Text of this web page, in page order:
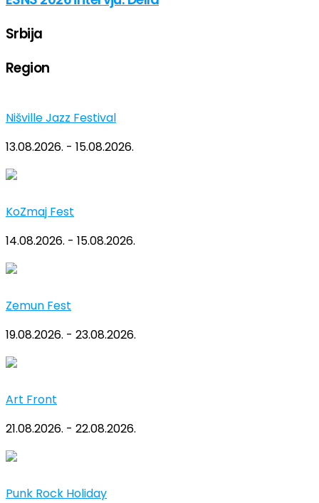
Srbija
Region
Nišville Jazz Festival
13.08.2026. - 15.08.2026.
KoZmaj Fest
14.08.2026. - 15.08.2026.
Zemun Fest
19.08.2026. - 23.08.2026.
Art Front
21.08.2026. - 22.08.2026.
Punk Rock Holiday